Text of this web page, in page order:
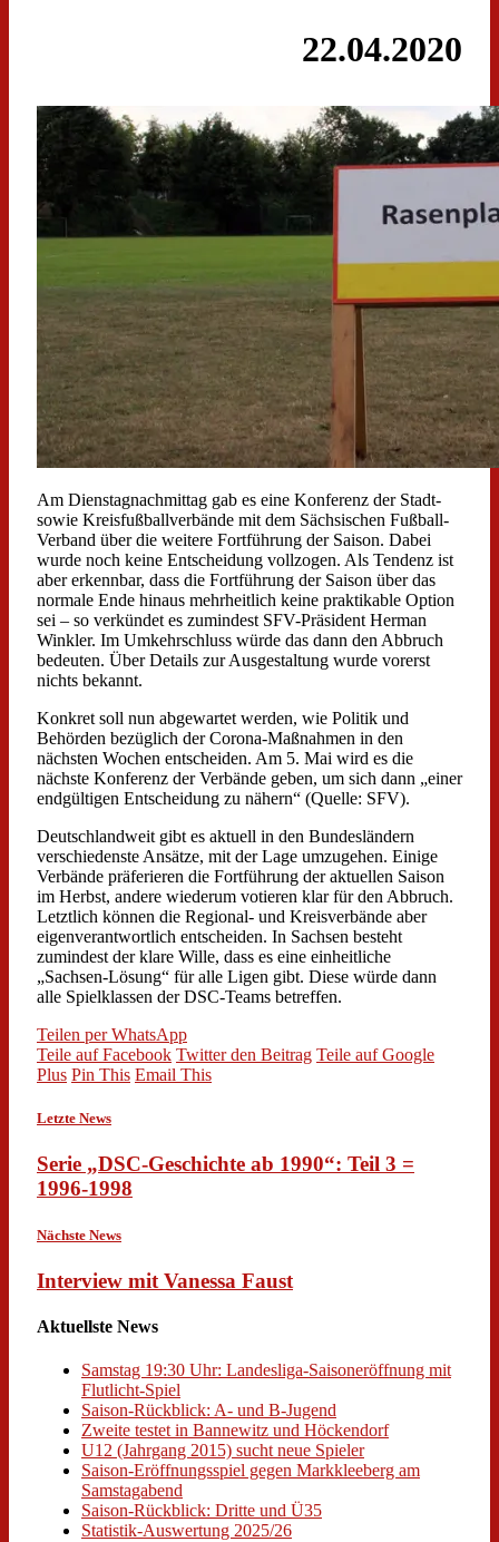
22.04.2020
Am Dienstagnachmittag gab es eine Konferenz der Stadt-
sowie Kreisfußballverbände mit dem Sächsischen Fußball-
Verband über die weitere Fortführung der Saison. Dabei
wurde noch keine Entscheidung vollzogen. Als Tendenz ist
aber erkennbar, dass die Fortführung der Saison über das
normale Ende hinaus mehrheitlich keine praktikable Option
sei – so verkündet es zumindest SFV-Präsident Herman
Winkler. Im Umkehrschluss würde das dann den Abbruch
bedeuten. Über Details zur Ausgestaltung wurde vorerst
nichts bekannt.
Konkret soll nun abgewartet werden, wie Politik und
Behörden bezüglich der Corona-Maßnahmen in den
nächsten Wochen entscheiden. Am 5. Mai wird es die
nächste Konferenz der Verbände geben, um sich dann „einer
endgültigen Entscheidung zu nähern“ (Quelle: SFV).
Deutschlandweit gibt es aktuell in den Bundesländern
verschiedenste Ansätze, mit der Lage umzugehen. Einige
Verbände präferieren die Fortführung der aktuellen Saison
im Herbst, andere wiederum votieren klar für den Abbruch.
Letztlich können die Regional- und Kreisverbände aber
eigenverantwortlich entscheiden. In Sachsen besteht
zumindest der klare Wille, dass es eine einheitliche
„Sachsen-Lösung“ für alle Ligen gibt. Diese würde dann
alle Spielklassen der DSC-Teams betreffen.
Teilen per WhatsApp
Teile auf Facebook Twitter den Beitrag Teile auf Google
Plus Pin This Email This
Letzte News
Serie „DSC-Geschichte ab 1990“: Teil 3 =
1996-1998
Nächste News
Interview mit Vanessa Faust
Aktuellste News
Samstag 19:30 Uhr: Landesliga-Saisoneröffnung mit
Flutlicht-Spiel
Saison-Rückblick: A- und B-Jugend
Zweite testet in Bannewitz und Höckendorf
U12 (Jahrgang 2015) sucht neue Spieler
Saison-Eröffnungsspiel gegen Markkleeberg am
Samstagabend
Saison-Rückblick: Dritte und Ü35
Statistik-Auswertung 2025/26